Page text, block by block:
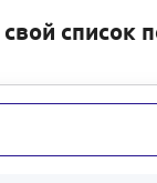
список